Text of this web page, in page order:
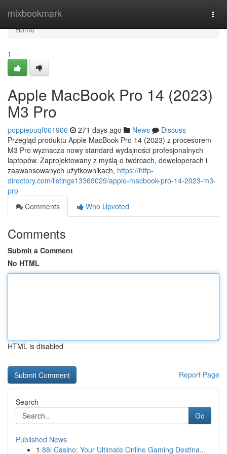
mixbookmark
Home
Home
1
Apple MacBook Pro 14 (2023)
M3 Pro
poppiepuqf061906 271 days ago News
Discuss
Przegląd produktu Apple MacBook Pro 14 (2023) z procesorem
M3 Pro wyznacza nowy standard wydajności profesjonalnych
laptopów. Zaprojektowany z myślą o twórcach, deweloperach i
zaawansowanych użytkownikach, https://http-
directory.com/listings13369029/apple-macbook-pro-14-2023-m3-
pro
Comments
Who Upvoted
Comments
Submit a Comment
No HTML
HTML is disabled
Report Page
Search
Go
Published News
1 88i Casino: Your Ultimate Online Gaming Destina...